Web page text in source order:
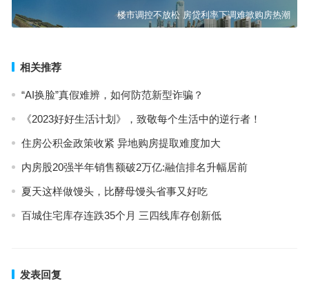
楼市调控不放松 房贷利率下调难掀购房热潮
相关推荐
“AI换脸”真假难辨，如何防范新型诈骗？
《2023好好生活计划》，致敬每个生活中的逆行者！
住房公积金政策收紧 异地购房提取难度加大
内房股20强半年销售额破2万亿:融信排名升幅居前
夏天这样做馒头，比酵母馒头省事又好吃
百城住宅库存连跌35个月 三四线库存创新低
发表回复